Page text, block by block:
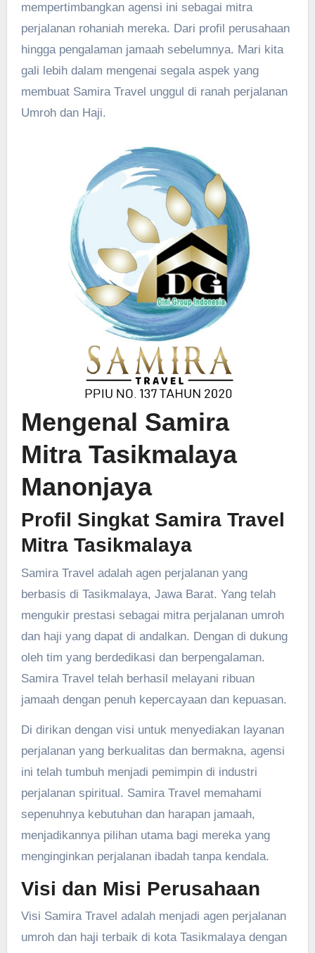
mempertimbangkan agensi ini sebagai mitra
perjalanan rohaniah mereka. Dari profil perusahaan
hingga pengalaman jamaah sebelumnya. Mari kita
gali lebih dalam mengenai segala aspek yang
membuat Samira Travel unggul di ranah perjalanan
Umroh dan Haji.
Mengenal Samira
Mitra Tasikmalaya
Manonjaya
Profil Singkat Samira Travel
Mitra Tasikmalaya
Samira Travel adalah agen perjalanan yang
berbasis di Tasikmalaya, Jawa Barat. Yang telah
mengukir prestasi sebagai mitra perjalanan umroh
dan haji yang dapat di andalkan. Dengan di dukung
oleh tim yang berdedikasi dan berpengalaman.
Samira Travel telah berhasil melayani ribuan
jamaah dengan penuh kepercayaan dan kepuasan.
Di dirikan dengan visi untuk menyediakan layanan
perjalanan yang berkualitas dan bermakna, agensi
ini telah tumbuh menjadi pemimpin di industri
perjalanan spiritual. Samira Travel memahami
sepenuhnya kebutuhan dan harapan jamaah,
menjadikannya pilihan utama bagi mereka yang
menginginkan perjalanan ibadah tanpa kendala.
Visi dan Misi Perusahaan
Visi Samira Travel adalah menjadi agen perjalanan
umroh dan haji terbaik di kota Tasikmalaya dengan